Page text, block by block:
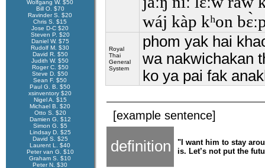
Wolfgang W. $50
Bill O. $70
Ravinder S. $20
Chris S. $15
Jose D-C $20
Steven P. $20
Daniel W. $75
Rudolf M. $30
David R. $50
Judith W. $50
Roger C. $50
Steve D. $50
Sean F. $50
Paul G. B. $50
xsinventory $20
Nigel A. $15
Michael B. $20
Otto S. $20
Damien G. $12
Simon G. $5
Lindsay D. $25
David S. $25
Laurent L. $40
Peter van G. $10
Graham S. $10
Peter N. $30
wáj kàp kʰon
Royal
Thai
General
System
phom yak hai
wa nakwichakan
ko ya pai fak
[example sentence]
definition
"I want him to stay
is. Let’s not put the